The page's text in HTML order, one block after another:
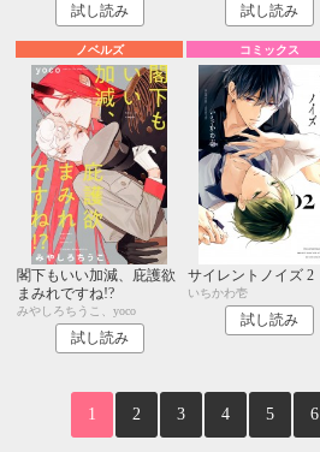
試し読み 試し読み
ノベルズ
閣下もいい加減、庇護欲
まみれですね!?
みやしろちうこ、yoco
試し読み
コミックス
サイレントノイズ 2
いちかわ壱
試し読み
1 2 3 4 5 6